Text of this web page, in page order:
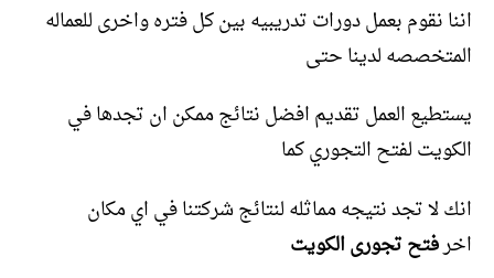
اننا نقوم بعمل دورات تدريبيه بين كل فتره واخرى للعماله
المتخصصه لدينا حتى
يستطيع العمل تقديم افضل نتائج ممكن ان تجدها في
الكويت لفتح التجوري كما
انك لا تجد نتيجه مماثله لنتائج شركتنا في اي مكان
اخرفتح تجورى الكويت